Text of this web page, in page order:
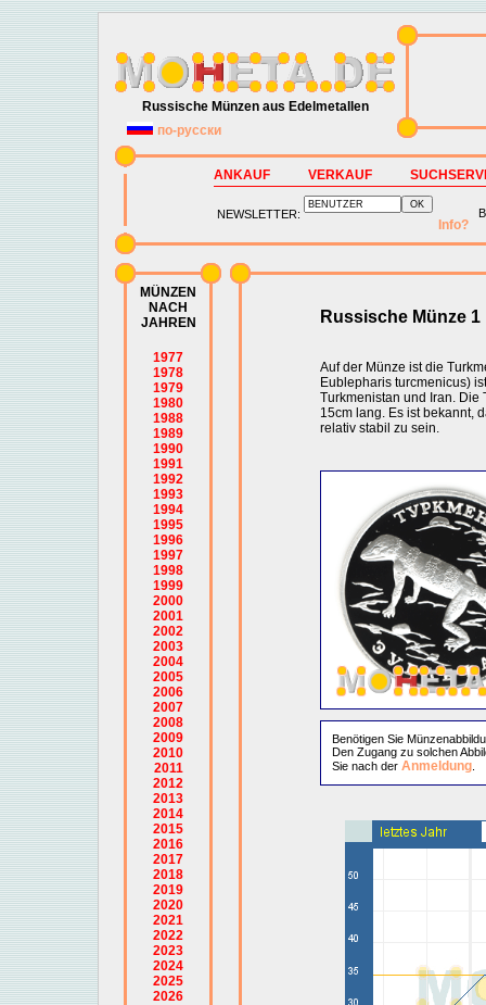
Russische Münzen aus Edelmetallen
по-русски
ANKAUF VERKAUF
NEWSLETTER:
Info?
MÜNZEN
NACH
JAHREN
1977
1978
1979
1980
1988
1989
1990
1991
1992
1993
1994
1995
1996
1997
1998
1999
2000
2001
2002
2003
2004
2005
2006
2007
2008
2009
2010
2011
2012
2013
2014
2015
2016
2017
2018
2019
2020
2021
2022
2023
2024
2025
2026
Russische Münze
Auf der Münze ist die
Eublepharis turcmenicus)
Turkmenistan und Iran. Die
15cm lang. Es ist bekannt,
relativ stabil zu sein.
Benötigen Sie
Den Zugang zu solchen
Sie nach der Anmeldung.